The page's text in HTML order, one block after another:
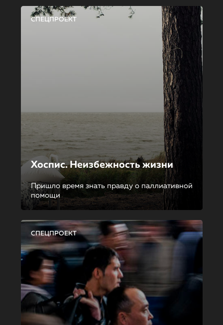
СПЕЦПРОЕКТ
Хоспис. Неизбежность жизни
Пришло время знать правду о паллиативной
помощи
СПЕЦПРОЕКТ